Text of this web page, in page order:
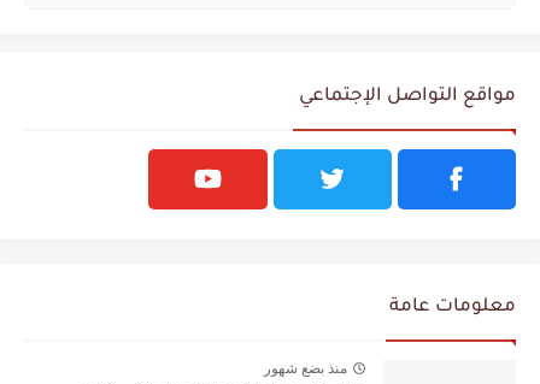
مواقع التواصل الإجتماعي
معلومات عامة
منذ بضع شهور